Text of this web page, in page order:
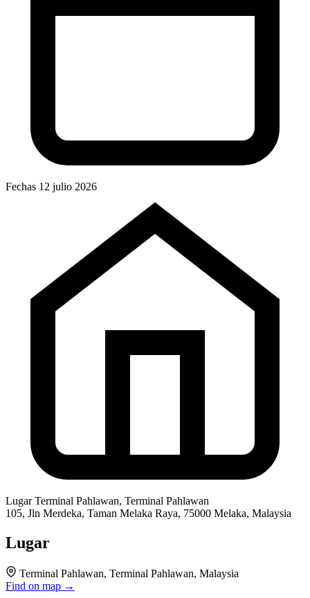
Fechas 12 julio 2026
Lugar Terminal Pahlawan, Terminal Pahlawan
105, Jln Merdeka, Taman Melaka Raya, 75000 Melaka, Malaysia
Lugar
Terminal Pahlawan, Terminal Pahlawan, Malaysia
Find on map →